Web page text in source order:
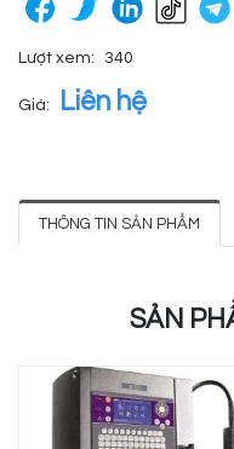
Lượt xem: 340
Giá: Liên hệ
THÔNG TIN SẢN PHẨM
SẢN